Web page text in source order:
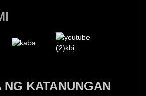
KATANUNGAN